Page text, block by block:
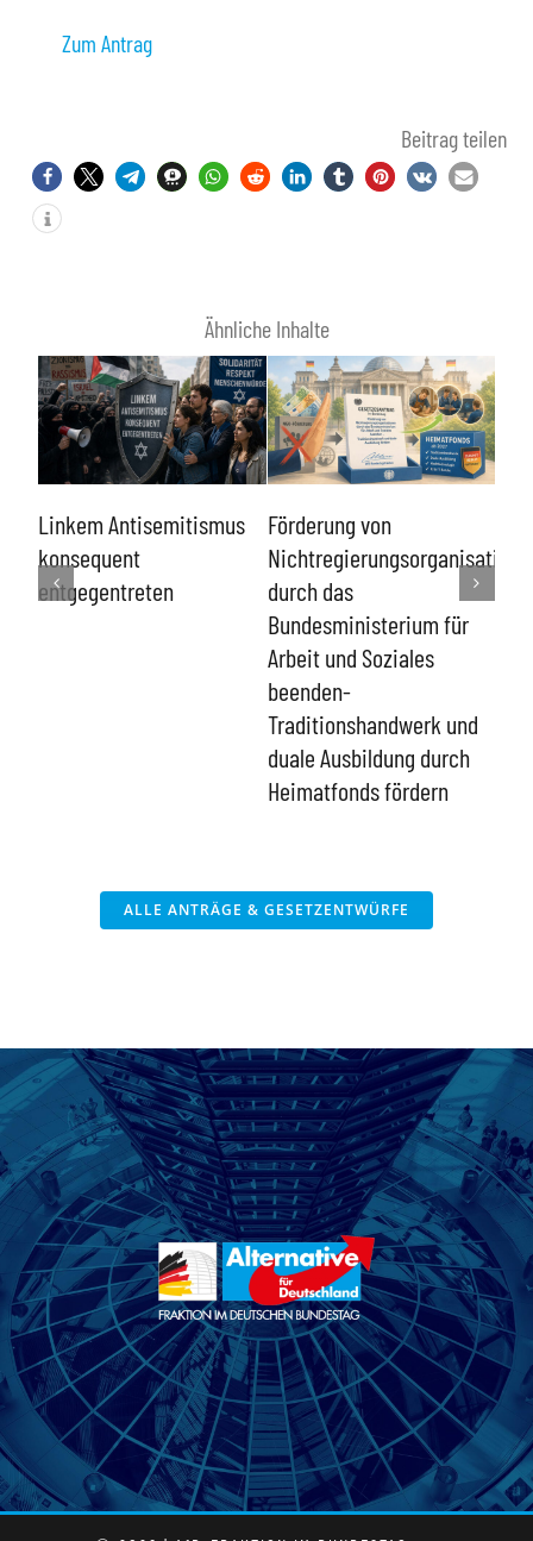
Zum Antrag
Beitrag teilen
Ähnliche Inhalte
Linkem Antisemitismus
konsequent
entgegentreten
Förderung von
durch das
Bundesministerium für
Arbeit und Soziales
beenden-
Traditionshandwerk und
duale Ausbildung durch
Heimatfonds fördern
ALLE ANTRÄGE & GESETZENTWÜRFE